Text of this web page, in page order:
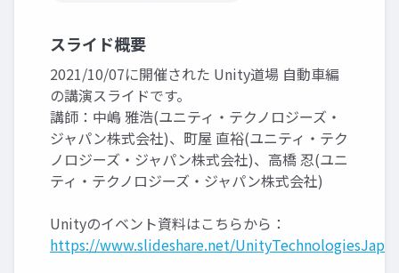
スライド概要
2021/10/07に開催された Unity道場 自動車編
の講演スライドです。
講師：中嶋 雅浩(ユニティ・テクノロジーズ・
ジャパン株式会社)、町屋 直裕(ユニティ・テク
ノロジーズ・ジャパン株式会社)、高橋 忍(ユニ
ティ・テクノロジーズ・ジャパン株式会社)
Unityのイベント資料はこちらから：
https://www.slideshare.net/